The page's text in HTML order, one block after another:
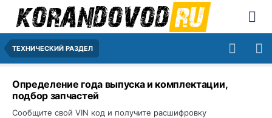
ТЕХНИЧЕСКИЙ РАЗДЕЛ
Определение года выпуска и комплектации,
подбор запчастей
Сообщите свой VIN код и получите расшифровку